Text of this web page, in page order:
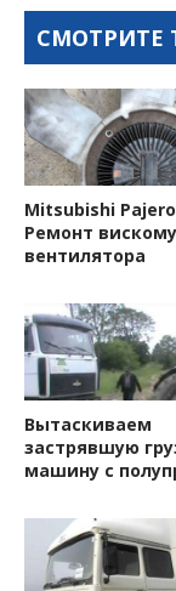
Рено 300G,
300G,Двигатель
Renault MIDR-
СМОТРИТЕ
Mitsubishi Pajero
Ремонт
вентилятора
Вытаскиваем
застрявшую
машину с